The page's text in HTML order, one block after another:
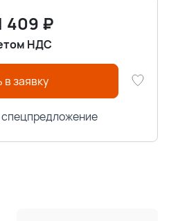
409 ₽
НДС
заявку